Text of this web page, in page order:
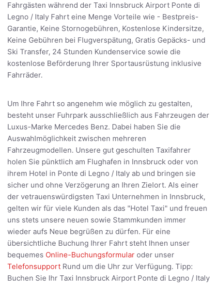
Fahrgästen während der Taxi Innsbruck Airport Ponte di
Legno / Italy Fahrt eine Menge Vorteile wie - Bestpreis-
Garantie, Keine Stornogebühren, Kostenlose Kindersitze,
Keine Gebühren bei Flugverspätung, Gratis Gepäcks- und
Ski Transfer, 24 Stunden Kundenservice sowie die
kostenlose Beförderung Ihrer Sportausrüstung inklusive
Fahrräder.
Um Ihre Fahrt so angenehm wie möglich zu gestalten,
besteht unser Fuhrpark ausschließlich aus Fahrzeugen der
Luxus-Marke Mercedes Benz. Dabei haben Sie die
Auswahlmöglichkeit zwischen mehreren
Fahrzeugmodellen. Unsere gut geschulten Taxifahrer
holen Sie pünktlich am Flughafen in Innsbruck oder von
ihrem Hotel in Ponte di Legno / Italy ab und bringen sie
sicher und ohne Verzögerung an Ihren Zielort. Als einer
der vetrauenswürdigsten Taxi Unternehmen in Innsbruck,
gelten wir für viele Kunden als das "Hotel Taxi" und freuen
uns stets unsere neuen sowie Stammkunden immer
wieder aufs Neue begrüßen zu dürfen. Für eine
übersichtliche Buchung Ihrer Fahrt steht Ihnen unser
bequemes Online-Buchungsformular oder unser
Telefonsupport Rund um die Uhr zur Verfügung. Tipp:
Buchen Sie Ihr Taxi Innsbruck Airport Ponte di Legno / Italy